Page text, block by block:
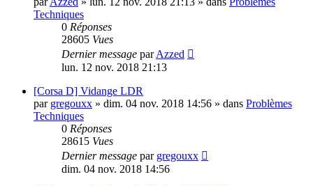
Techniques
0 Réponses
28605 Vues
Dernier message parAzzed
lun. 12 nov. 2018 21:13
[Corsa D] Vidange LDR
par gregouxx » dim. 04 nov. 2018 14:56 » dans Problèmes
Techniques
0 Réponses
28615 Vues
Dernier message par gregouxx
dim. 04 nov. 2018 14:56